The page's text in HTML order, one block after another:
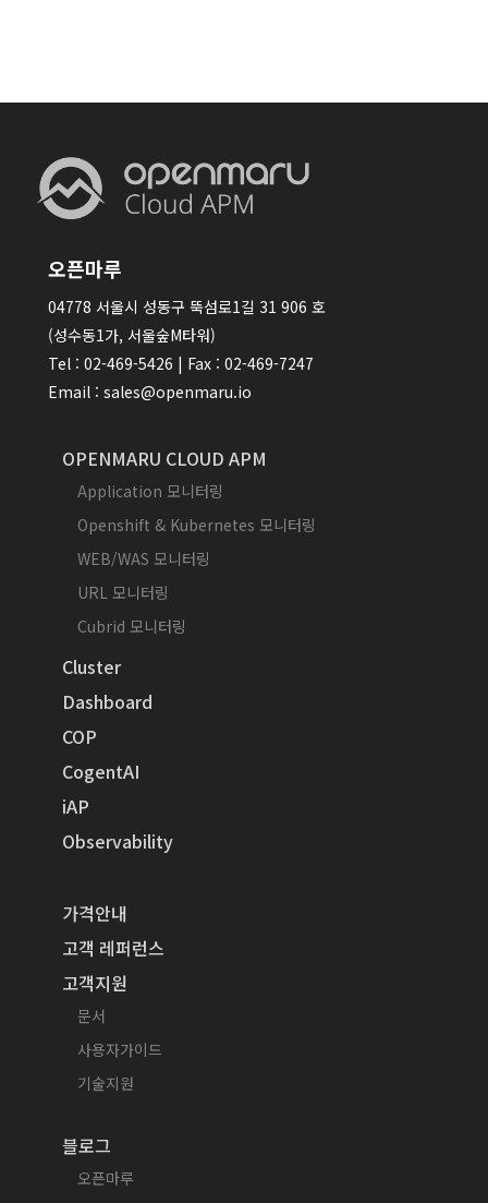
오픈마루
04778 서울시 성동구 뚝섬로1길 31 906 호
(성수동1가, 서울숲M타워)
Tel : 02-469-5426 | Fax : 02-469-7247
Email : sales@openmaru.io
OPENMARU CLOUD APM
Application 모니터링
Openshift & Kubernetes 모니터링
WEB/WAS 모니터링
URL 모니터링
Cubrid 모니터링
Cluster
Dashboard
COP
CogentAI
iAP
Observability
가격안내
고객 레퍼런스
고객지원
문서
사용자가이드
기술지원
블로그
오픈마루